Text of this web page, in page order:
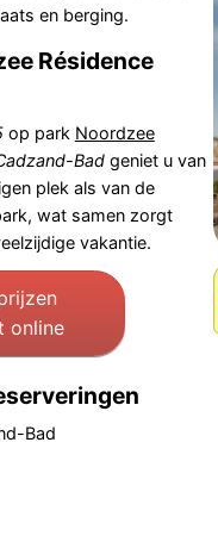
en berging.
Résidence
op park Noordzee
Badgeniet u van
plek als van de
wat samen zorgt
vakantie.
online
Bad